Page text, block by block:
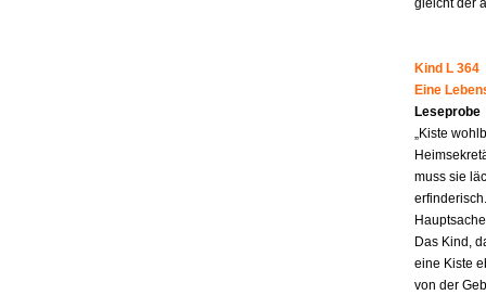
gleicht der
Kind L 364
Eine
Leseprobe
„Kiste
muss sie
Das Kind,
eine Kiste
von der